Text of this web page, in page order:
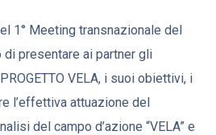
1° Meeting transnazionale del
presentare ai partner gli
VELA, i suoi obiettivi, i
l’effettiva attuazione del
del campo d’azione “VELA” e